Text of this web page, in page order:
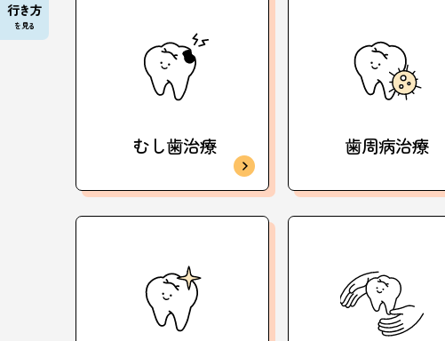
むし歯治療 歯周病治療
行き方
を見る